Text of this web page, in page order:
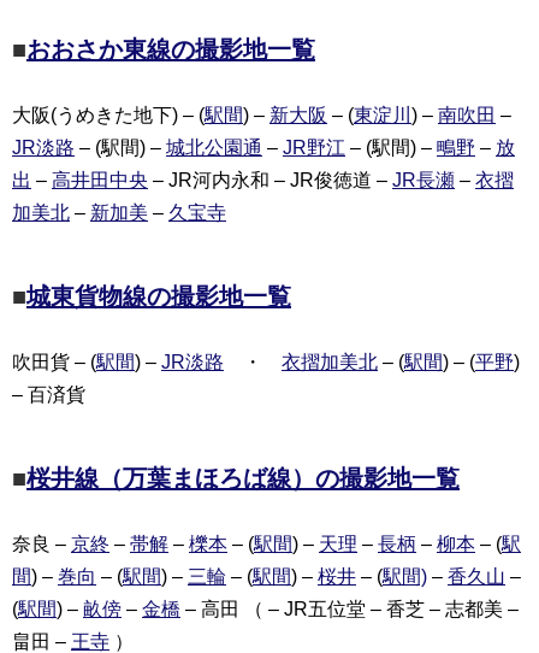
■おおさか東線の撮影地一覧
大阪(うめきた地下) – (駅間) – 新大阪 – (東淀川 ) – 南吹田 –
JR淡路 – (駅間) – 城北公園通 – JR野江 – (駅間) – 鴫野 – 放
出 – 高井田中央 – JR河内永和 – JR俊徳道 – JR長瀬 – 衣摺
加美北 – 新加美 – 久宝寺
■城東貨物線の撮影地一覧
吹田貨 – (駅間) – JR淡路 ・ 衣摺加美北 – (駅間) – (平野)
– 百済貨
■桜井線（万葉まほろば線）の撮影地一覧
奈良 – 京終 – 帯解 – 櫟本 – (駅間) – 天理 – 長柄 – 柳本 – (駅
間) – 巻向 – (駅間) – 三輪 – (駅間) – 桜井 – (駅間) – 香久山 –
(駅間) – 畝傍 – 金橋 – 高田 （ – JR五位堂 – 香芝 – 志都美 –
畠田 – 王寺 ）